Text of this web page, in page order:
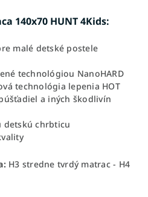
140x70 HUNT 4Kids:
malé detské postele
technológiou NanoHARD
technológia lepenia HOT
a iných škodlivín
detskú chrbticu
H3 stredne tvrdý matrac - H4